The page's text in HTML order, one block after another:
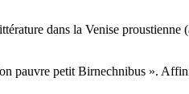
dans la Venise proustienne
pauvre petit Birnechnibus ».